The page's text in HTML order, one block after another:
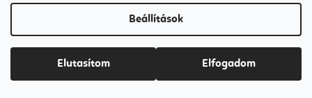
Beállítások
Elutasítom Elfogadom
Ft33 500-tól